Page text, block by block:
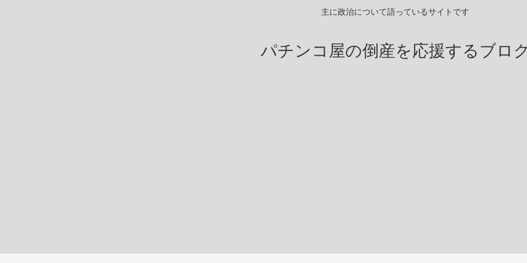
主に政治について語っているサイトです
パチンコ屋の倒産を応援するブロ